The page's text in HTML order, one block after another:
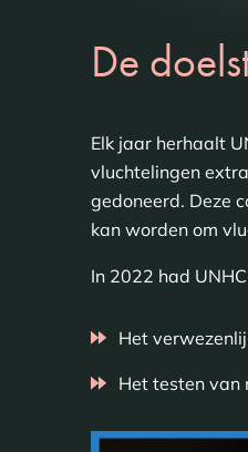
De
Elk jaar herhaalt
vluchtelingen
gedoneerd. Deze
kan worden om
In 2022 had
Het
Het testen van